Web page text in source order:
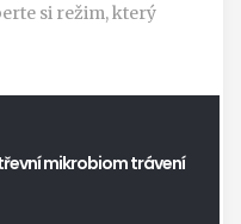
si režim, který
mikrobiomtrávení